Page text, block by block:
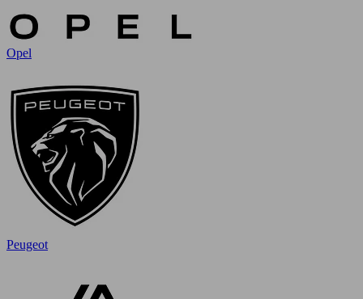
Opel
Peugeot